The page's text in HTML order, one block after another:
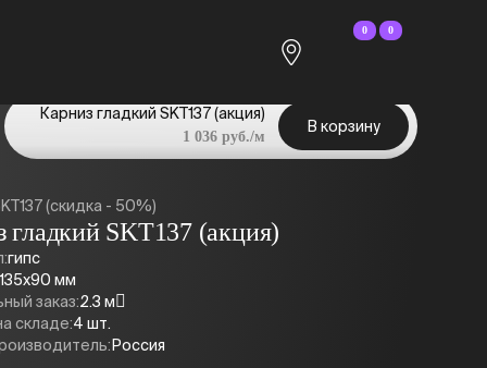
0 0
(скидка - 50%)
гладкий SKT137 (акция)
гипс
135x90 мм
заказ:2.3 м
складе:4 шт.
Россия
Карниз гладкий SKT137 (акция)
1 036 руб./м
В корзину